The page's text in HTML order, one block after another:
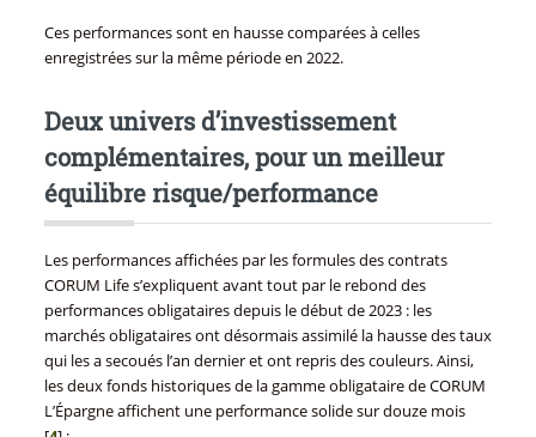
Ces performances sont en hausse comparées à celles
enregistrées sur la même période en 2022.
Deux univers d’investissement
complémentaires, pour un meilleur
équilibre risque/performance
Les performances affichées par les formules des contrats
CORUM Life s’expliquent avant tout par le rebond des
performances obligataires depuis le début de 2023 : les
marchés obligataires ont désormais assimilé la hausse des taux
qui les a secoués l’an dernier et ont repris des couleurs. Ainsi,
les deux fonds historiques de la gamme obligataire de CORUM
L’Épargne affichent une performance solide sur douze mois